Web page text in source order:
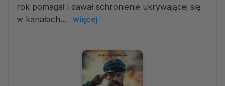
rok pomagał i dawał schronienie ukrywającej się
w kanałach...
więcej